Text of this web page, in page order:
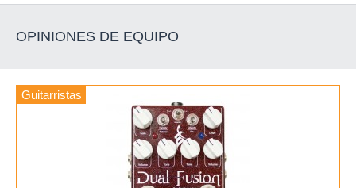
OPINIONES DE EQUIPO
Guitarristas